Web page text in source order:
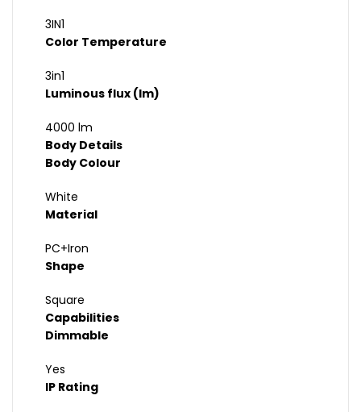
3IN1
Color Temperature
3in1
Luminous flux (lm)
4000 lm
Body Details
Body Colour
White
Material
PC+Iron
Shape
Square
Capabilities
Dimmable
Yes
IP Rating